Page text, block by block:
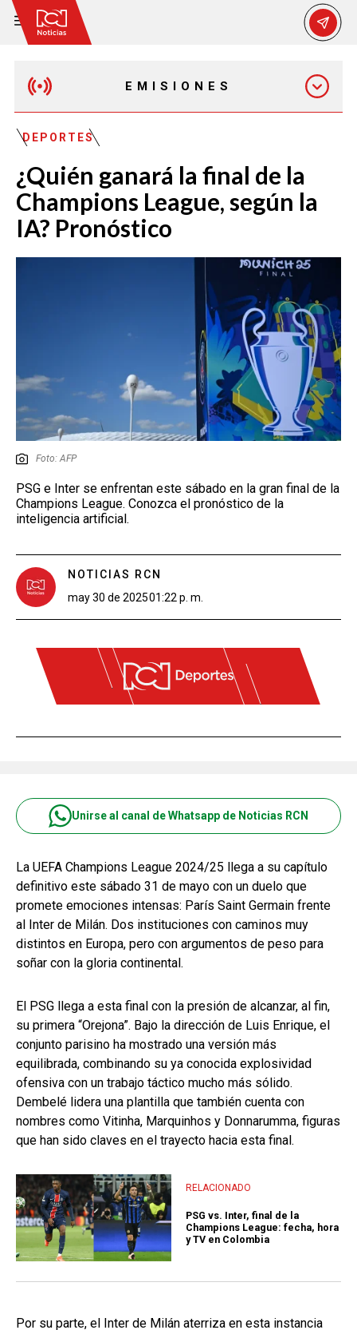
EMISIONES
EMISIÓN 12:30 PM
EMISIÓN 7:00 PM
DEPORTES
¿Quién ganará la final de la
Champions League, según la
IA? Pronóstico
Foto: AFP
PSG e Inter se enfrentan este sábado en la gran final de la
Champions League. Conozca el pronóstico de la
inteligencia artificial.
NOTICIAS RCN
may 30 de 202501:22 p. m.
Unirse al canal de Whatsapp de Noticias RCN
La UEFA Champions League 2024/25 llega a su capítulo
definitivo este sábado 31 de mayo con un duelo que
promete emociones intensas: París Saint Germain frente
al Inter de Milán. Dos instituciones con caminos muy
distintos en Europa, pero con argumentos de peso para
soñar con la gloria continental.
El PSG llega a esta final con la presión de alcanzar, al fin,
su primera “Orejona”. Bajo la dirección de Luis Enrique, el
conjunto parisino ha mostrado una versión más
equilibrada, combinando su ya conocida explosividad
ofensiva con un trabajo táctico mucho más sólido.
Dembelé lidera una plantilla que también cuenta con
nombres como Vitinha, Marquinhos y Donnarumma, figuras
que han sido claves en el trayecto hacia esta final.
RELACIONADO
PSG vs. Inter, final de la
Champions League: fecha, hora
y TV en Colombia
Por su parte, el Inter de Milán aterriza en esta instancia